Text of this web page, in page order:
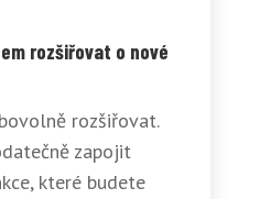
rozšiřovat o nové
rozšiřovat.
zapojit
které budete